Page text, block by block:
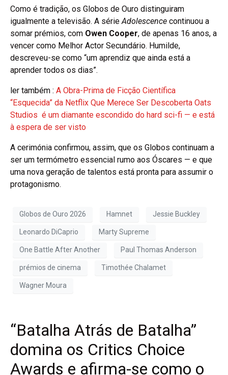
Como é tradição, os Globos de Ouro distinguiram
igualmente a televisão. A série Adolescence continuou a
somar prémios, com Owen Cooper, de apenas 16 anos, a
vencer como Melhor Actor Secundário. Humilde,
descreveu-se como “um aprendiz que ainda está a
aprender todos os dias”.
ler também : A Obra-Prima de Ficção Científica
“Esquecida” da Netflix Que Merece Ser Descoberta Oats
Studios é um diamante escondido do hard sci-fi — e está
à espera de ser visto
A cerimónia confirmou, assim, que os Globos continuam a
ser um termómetro essencial rumo aos Óscares — e que
uma nova geração de talentos está pronta para assumir o
protagonismo.
Globos de Ouro 2026 Hamnet Jessie Buckley
Leonardo DiCaprio Marty Supreme
One Battle After Another Paul Thomas Anderson
prémios de cinema Timothée Chalamet
Wagner Moura
“Batalha Atrás de Batalha”
domina os Critics Choice
Awards e afirma-se como o